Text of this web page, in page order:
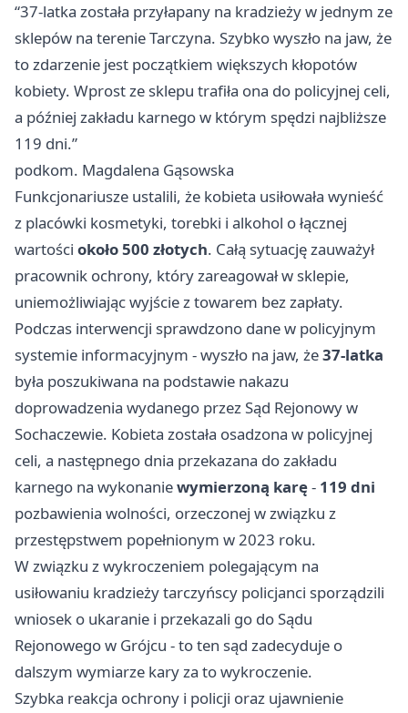
“37-latka została przyłapany na kradzieży w jednym ze
sklepów na terenie Tarczyna. Szybko wyszło na jaw, że
to zdarzenie jest początkiem większych kłopotów
kobiety. Wprost ze sklepu trafiła ona do policyjnej celi,
a później zakładu karnego w którym spędzi najbliższe
119 dni.”
podkom. Magdalena Gąsowska
Funkcjonariusze ustalili, że kobieta usiłowała wynieść
z placówki kosmetyki, torebki i alkohol o łącznej
wartości około 500 złotych. Całą sytuację zauważył
pracownik ochrony, który zareagował w sklepie,
uniemożliwiając wyjście z towarem bez zapłaty.
Podczas interwencji sprawdzono dane w policyjnym
systemie informacyjnym - wyszło na jaw, że37-latka
była poszukiwana na podstawie nakazu
doprowadzenia wydanego przez Sąd Rejonowy w
Sochaczewie. Kobieta została osadzona w policyjnej
celi, a następnego dnia przekazana do zakładu
karnego na wykonaniewymierzoną karę- 119 dni
pozbawienia wolności, orzeczonej w związku z
przestępstwem popełnionym w 2023 roku.
W związku z wykroczeniem polegającym na
usiłowaniu kradzieży tarczyńscy policjanci sporządzili
wniosek o ukaranie i przekazali go do Sądu
Rejonowego w Grójcu - to ten sąd zadecyduje o
dalszym wymiarze kary za to wykroczenie.
Szybka reakcja ochrony i policji oraz ujawnienie